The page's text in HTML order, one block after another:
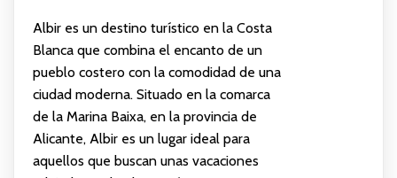
Albir es un destino turístico en la Costa
Blanca que combina el encanto de un
pueblo costero con la comodidad de una
ciudad moderna. Situado en la comarca
de la Marina Baixa, en la provincia de
Alicante, Albir es un lugar ideal para
aquellos que buscan unas vacaciones